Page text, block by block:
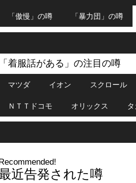
「傲慢」の噂 「暴力団」の噂
「着服話がある」の注目の噂
マツダ イオン スクロール
ＮＴＴドコモ オリックス
Recommended!
近告発された噂